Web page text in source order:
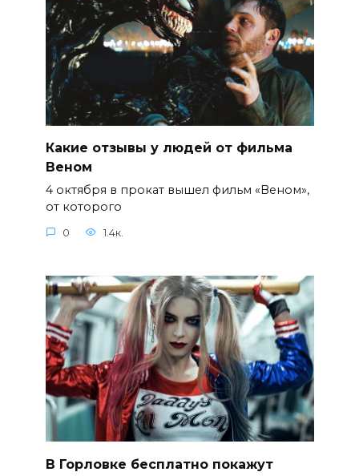
Какие отзывы у людей от фильма
Веном
4 октября в прокат вышел фильм «Веном»,
от которого
0 1.4к.
В Горловке бесплатно покажут